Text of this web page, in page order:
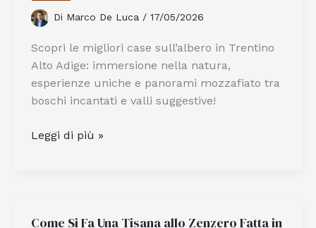
Ristorante
Giusto
Per
Te
Di Marco De Luca / 17/05/2026
Scopri le migliori case sull’albero in Trentino
Alto Adige: immersione nella natura,
esperienze uniche e panorami mozzafiato tra
boschi incantati e valli suggestive!
Dove
sull’Albero
Leggi di più »
Come Si Fa Una Tisana allo Zenzero Fatta in